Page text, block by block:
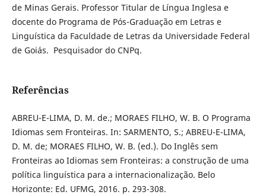
de Minas Gerais. Professor Titular de Língua Inglesa e
docente do Programa de Pós-Graduação em Letras e
Linguística da Faculdade de Letras da Universidade Federal
de Goiás. Pesquisador do CNPq.
Referências
ABREU-E-LIMA, D. M. de.; MORAES FILHO, W. B. O Programa
Idiomas sem Fronteiras. In: SARMENTO, S.; ABREU-E-LIMA,
D. M. de; MORAES FILHO, W. B. (ed.). Do Inglês sem
Fronteiras ao Idiomas sem Fronteiras: a construção de uma
política linguística para a internacionalização. Belo
Horizonte: Ed. UFMG, 2016. p. 293-308.